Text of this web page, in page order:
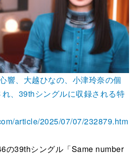
響、大越ひなの、小津玲奈の個
、39thシングルに収録される特
article/2025/07/07/232879.htm
の39thシングル「Same number